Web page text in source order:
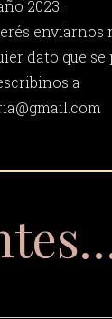
2023.
enviarnos
dato que se
a